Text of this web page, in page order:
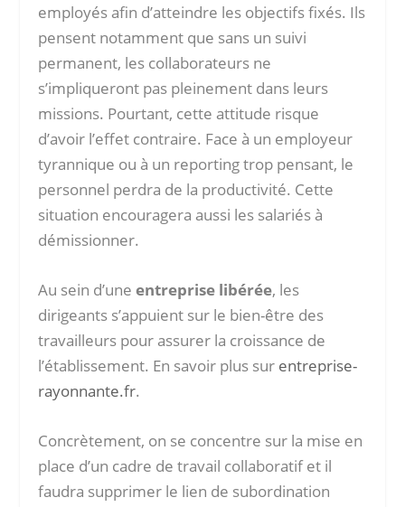
employés afin d’atteindre les objectifs fixés. Ils
pensent notamment que sans un suivi
permanent, les collaborateurs ne
s’impliqueront pas pleinement dans leurs
missions. Pourtant, cette attitude risque
d’avoir l’effet contraire. Face à un employeur
tyrannique ou à un reporting trop pensant, le
personnel perdra de la productivité. Cette
situation encouragera aussi les salariés à
démissionner.
Au sein d’uneentreprise libérée, les
dirigeants s’appuient sur le bien-être des
travailleurs pour assurer la croissance de
l’établissement. En savoir plus sur entreprise-
rayonnante.fr.
Concrètement, on se concentre sur la mise en
place d’un cadre de travail collaboratif et il
faudra supprimer le lien de subordination